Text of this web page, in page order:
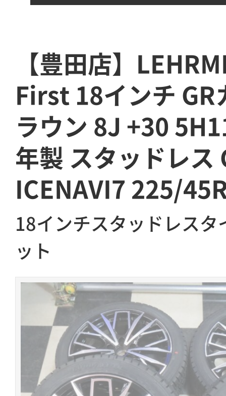
【豊田店】
First 18インチ GR
ラウン 8J +30
年製 スタッドレス
ICENAVI7 225/
18インチスタッドレスタ
ット